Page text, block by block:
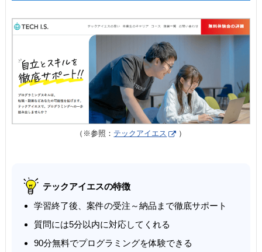
（※参照： テックアイエス ）
テックアイエスの特徴
学習終了後、案件の受注～納品まで徹底サポート
質問には5分以内に対応してくれる
90分無料でプログラミングを体験できる